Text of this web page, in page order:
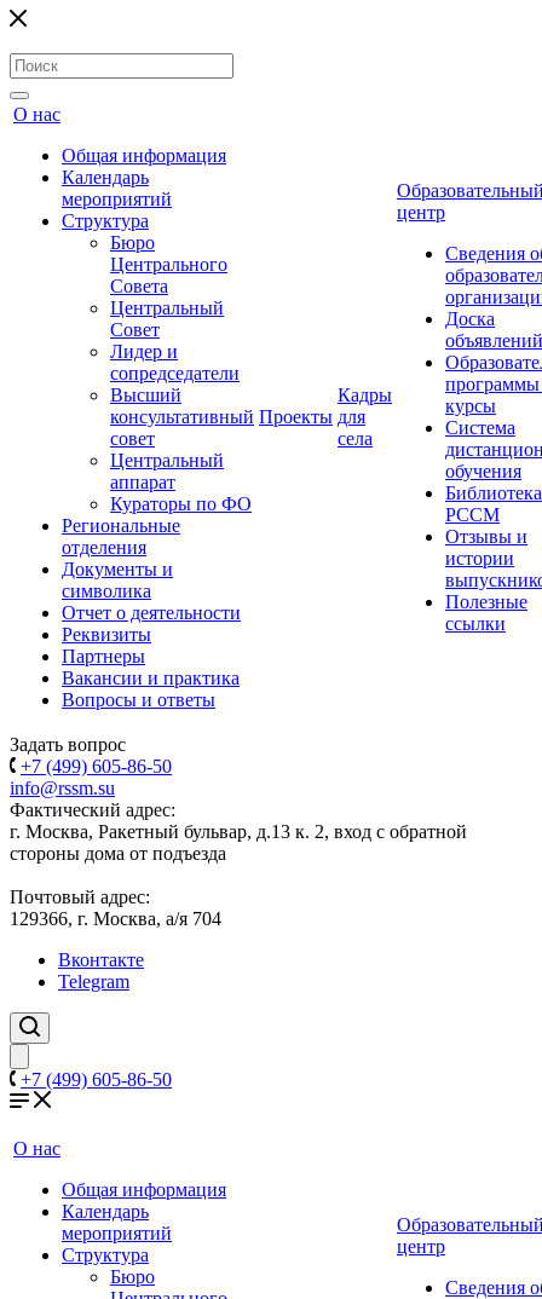
О нас
Общая информация
Календарь
мероприятий
Структура
Бюро
Центрального
Совета
Центральный
Совет
Лидер и
сопредседатели
Высший
консультативный
совет
Центральный
аппарат
Кураторы по ФО
Региональные
отделения
Документы и
символика
Отчет о деятельности
Реквизиты
Партнеры
Вакансии и практика
Вопросы и ответы
Проекты
Кадры
для
села
центр
Сведения
Доска
объявлений
курсы
Система
обучения
Библиотека
РССМ
Отзывы и
истории
Полезные
ссылки
Задать вопрос
+7 (499) 605-86-50
info@rssm.su
Фактический адрес:
г. Москва, Ракетный бульвар, д.13 к. 2, вход с обратной
стороны дома от подъезда
Почтовый адрес:
129366, г. Москва, а/я 704
Вконтакте
Telegram
+7 (499) 605-86-50
О нас
Общая информация
Календарь
мероприятий
Структура
Бюро
центр
Сведения